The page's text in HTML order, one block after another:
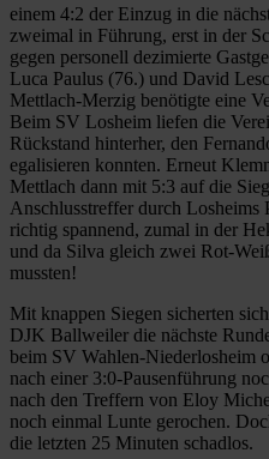
einem 4:2 der Einzug in die
zweimal in Führung, erst in der
gegen personell dezimierte
Luca Paulus (76.) und David
Mettlach-Merzig benötigte eine
Beim SV Losheim liefen die
Rückstand hinterher, den
egalisieren konnten. Erneut
Mettlach dann mit 5:3 auf die
Anschlusstreffer durch Losheims
richtig spannend, zumal in der
und da Silva gleich zwei Rot-
mussten!
Mit knappen Siegen sicherten
DJK Ballweiler die nächste
beim SV Wahlen-Niederlosheim
nach einer 3:0-Pausenführung
nach den Treffern von Eloy
noch einmal Lunte gerochen.
die letzten 25 Minuten schadlos.